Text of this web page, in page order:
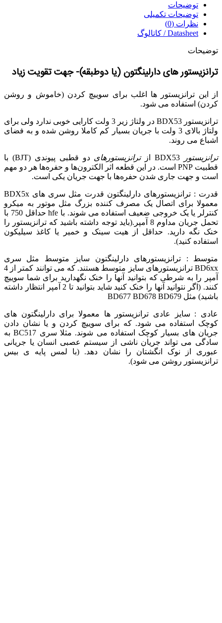
توضیحات
توضیحات تکمیلی
نظرات (0)
Datasheet / کاتالوگ
توضیحات
ترانزیستور های دارلینگتون (یا دوطبقه)- جهت تقویت زیاد
از این ترانزیستور ها اغلب برای سوییچ کردن (خاموش و روشن
کردن) استفاده می شود.
ترانزیستور BDX53 در ولتاژ زیر 3 ولت کارایی خوبی ندارد ولی برای
ولتاژ بالای 3 ولت با جریان بسیار کم کاملا روشن شده و به فضای
اشباع می روند.
ترانزیستور BDX53 از ترانزیستورهای
دو قطبی پیوندی (BJT) با
قطبیت PNP است. در این قطعه اثر الکترون‌ها و حفره‌ها هر دو مهم
است و جهت جاری شدن حفره‌ها با جهت جریان یکی است.
قدرت : ترانزیستورهای دارلینگتون قدرت مثل سری های BDX5x
معمولا برای اتصال یک مصرف کننده بزرگ مثل موتور به میکرو
کنترلر یا یک خروجی ضعیف استفاده می شوند. با hfe حداقل 750 با
تحمل جریان مداوم 8 آمپر.(باید توجه داشته باشید که ترانزیستور را
خنک نگه دارید. حداقل از هیت سینک و خمیر یا کاغذ سیلیکون
استفاده کنید).
متوسط : ترانزیستورهای دارلینگتون سایز متوسط مثل سری
BD6xx ترانزیستورهای سایز متوسط هستند. که می توانند کمتر از 4
آمپر را به شرطی که بتوانید آنها را خنک نگهدارید برای شما سوییچ
کنند. (اگر نتوانید آنها را خنک کنید شاید بتوانید تا 2 آمپر انتظار داشته
باشید) مثل BD677 BD678 BD679
عادی : سایز عادی ترانزیستور ها معمولا برای دارلینگتون های
کوچک استفاده می شود. که برای سوییچ کردن و یا نشان دادن
جریان های بسیار کوچک استفاده می شوند. مثلا سری BC517 به
سادگی می تواند جریان ناشی از سیستم عصبی انسان یا جریانی
عبوری از نوک انگشتان را نشان دهد. (با لمس پایه ی بیس
ترانزیستور روشن می شود).